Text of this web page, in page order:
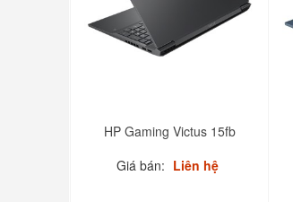
HP Gaming Victus 15fb
Giá bán: Liên hệ